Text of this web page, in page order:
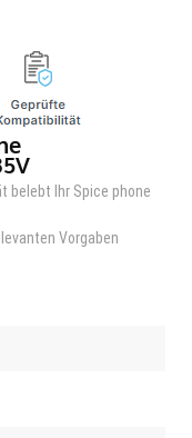
belebt Ihr Spice phone
Vorgaben